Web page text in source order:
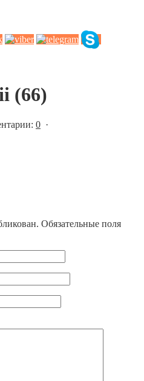
(66)
0 ·
Обязательные поля